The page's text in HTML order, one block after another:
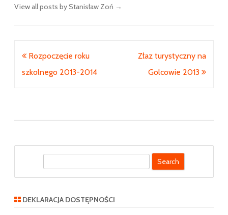
View all posts by Stanisław Zoń →
Nawigacja
wpisu
Rozpoczęcie roku
szkolnego 2013-2014
Złaz turystyczny na
Golcowie 2013
r
DEKLARACJA DOSTĘPNOŚCI